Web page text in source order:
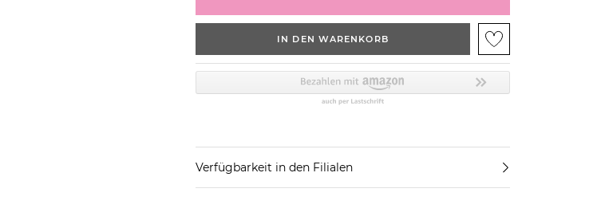
IN DEN WARENKORB
Verfügbarkeit in den Filialen